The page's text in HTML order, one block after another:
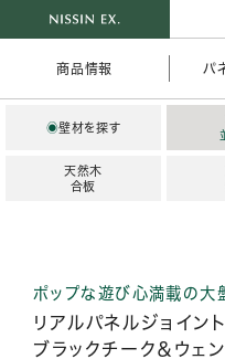
商品情報 パ
◉壁材を探す
天然木
合板
ポップな遊び心満載の大
リアルパネルジョイン
ブラックチーク＆ウェ